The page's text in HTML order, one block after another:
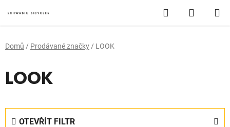
na
obsah
Hledat
KOŠÍK
Domů / Prodávané značky / LOOK
LOOK
OTEVŘÍT FILTR